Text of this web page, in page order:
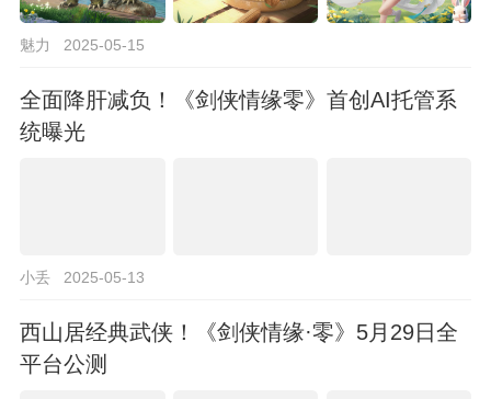
魅力 2025-05-15
全面降肝减负！《剑侠情缘零》首创AI托管系
统曝光
小丢 2025-05-13
西山居经典武侠！《剑侠情缘·零》5月29日全
平台公测